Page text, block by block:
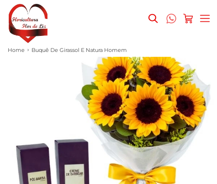
Home Buquê De Girassol E Natura Homem